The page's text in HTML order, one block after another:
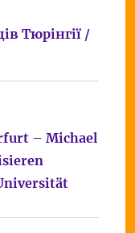
Тюрінгії /
– Michael